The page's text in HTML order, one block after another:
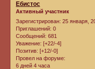
Ебистос
Активный участник
Зарегистрирован: 25 января,
Приглашений: 0
Сообщений: 681
Уважение: [+22/-4]
Позитив: [+12/-0]
Провел на форуме:
6 дней 4 часа